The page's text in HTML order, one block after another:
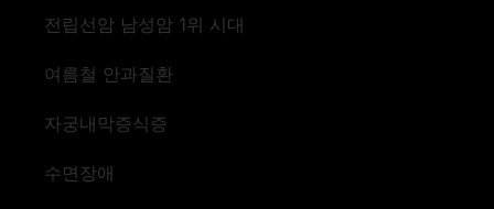
전립선암 남성암 1위 시대
여름철 안과질환
자궁내막증식증
수면장애